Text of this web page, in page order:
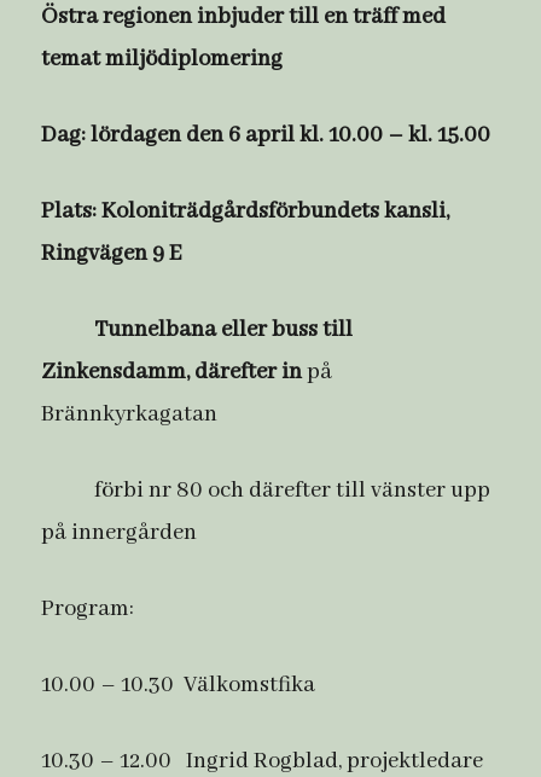
Östra regionen inbjuder till en träff med
temat miljödiplomering
Dag: lördagen den 6 april kl. 10.00 – kl. 15.00
Plats: Koloniträdgårdsförbundets kansli,
Ringvägen 9 E
Tunnelbana eller buss till
Zinkensdamm, därefter inpå
Brännkyrkagatan
förbi nr 80 och därefter till vänster upp
på innergården
Program:
10.00 – 10.30 Välkomstfika
10.30 – 12.00 Ingrid Rogblad, projektledare